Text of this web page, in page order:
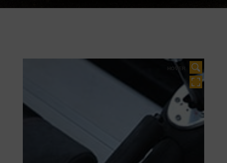
HOVER